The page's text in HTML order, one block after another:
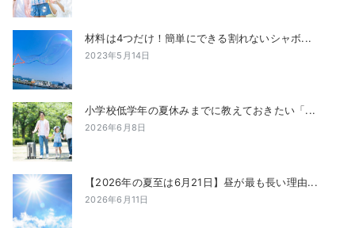
材料は4つだけ！簡単にできる割れないシャボ...
2023年5月14日
小学校低学年の夏休みまでに教えておきたい「...
2026年6月8日
【2026年の夏至は6月21日】昼が最も長い理由...
2026年6月11日